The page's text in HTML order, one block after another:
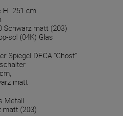
H. 251 cm
Schwarz matt (203)
sol (04K) Glas
Spiegel DECA “Ghost”
matt
Metall
matt (203)